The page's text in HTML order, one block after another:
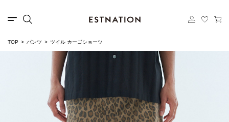
TOP パンツ ツイル カーゴショーツ